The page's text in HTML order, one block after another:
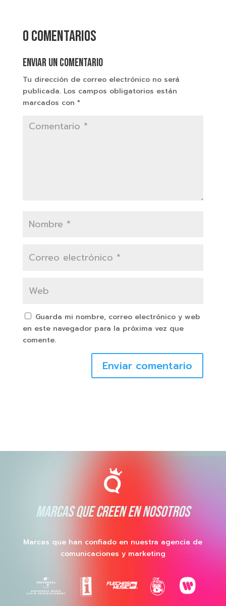
0 comentarios
Enviar un comentario
Tu dirección de correo electrónico no será
publicada. Los campos obligatorios están
marcados con *
Guarda mi nombre, correo electrónico y web
en este navegador para la próxima vez que
comente.
Enviar comentario
MARCAS QUE CREEN EN NOSOTROS
Marcas que han confiado en nuestra agencia de
comunicaciones y marketing